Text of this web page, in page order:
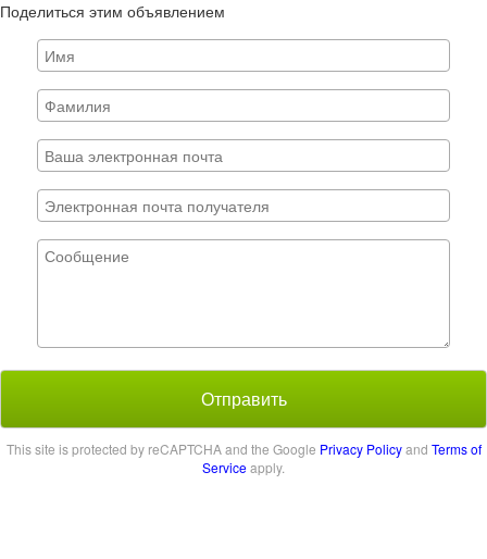
Поделиться этим объявлением
Отправить
This site is protected by reCAPTCHA and the Google Privacy Policyand Terms of
Serviceapply.